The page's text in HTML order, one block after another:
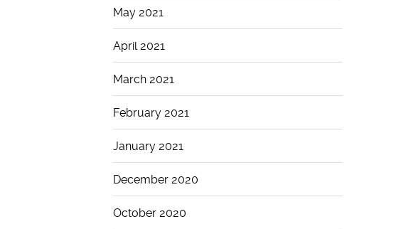
May 2021
April 2021
March 2021
February 2021
January 2021
December 2020
October 2020